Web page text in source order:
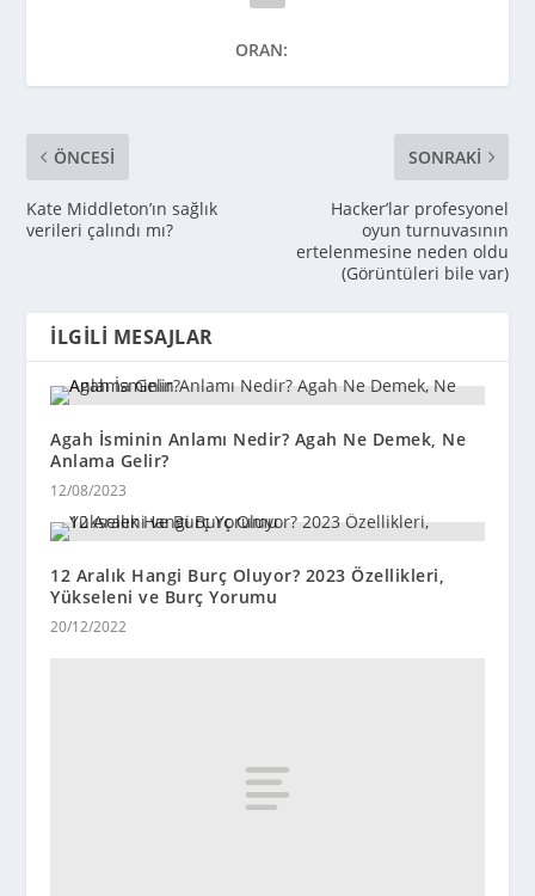
ORAN:
ÖNCESI
Kate Middleton’ın sağlık
verileri çalındı mı?
SONRAKI
Hacker’lar profesyonel
oyun turnuvasının
ertelenmesine neden oldu
(Görüntüleri bile var)
İLGILI MESAJLAR
Agah İsminin Anlamı Nedir? Agah Ne Demek, Ne
Anlama Gelir?
12/08/2023
12 Aralık Hangi Burç Oluyor? 2023 Özellikleri,
Yükseleni ve Burç Yorumu
20/12/2022